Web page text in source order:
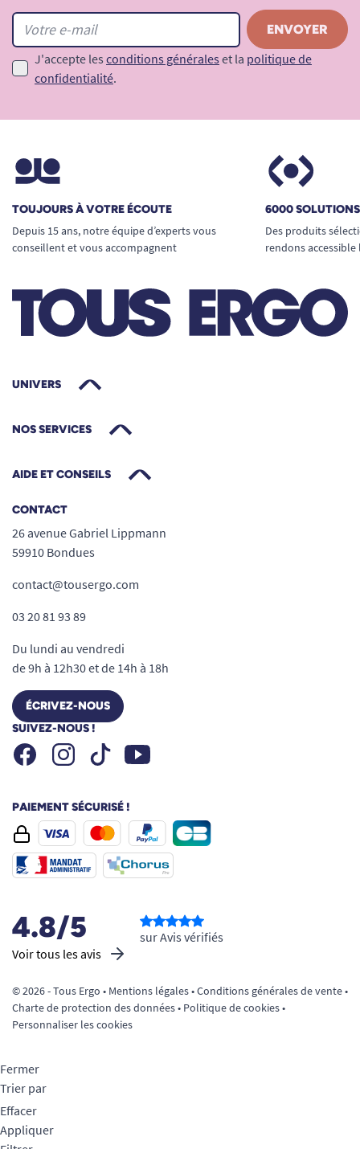
J'accepte les conditions générales et la politique de
confidentialité.
TOUJOURS À VOTRE ÉCOUTE
Depuis 15 ans, notre équipe d’experts vous
conseillent et vous accompagnent
6000
Des produits
rendons
UNIVERS
NOS SERVICES
AIDE ET CONSEILS
CONTACT
26 avenue Gabriel Lippmann
59910 Bondues
contact@tousergo.com
03 20 81 93 89
Du lundi au vendredi
de 9h à 12h30 et de 14h à 18h
ÉCRIVEZ-NOUS
SUIVEZ-NOUS !
FacebookInstagramTiktok Youtube
PAIEMENT SÉCURISÉ !
4.8/5
Voir tous les avis
sur Avis vérifiés
© 2026 - Tous Ergo • Mentions légales•Conditions générales de vente•
Charte de protection des données• Politique de cookies•
Personnaliser les cookies
Fermer
Trier par
Effacer
Appliquer